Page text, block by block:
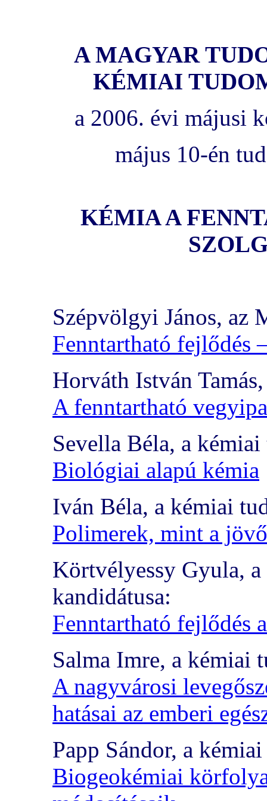
A MAGYAR
KÉMIAI
a 2006. évi májusi
május 10-én
KÉMIA A
Szépvölgyi János, az
Fenntartható fejlődés
Horváth István
A fenntartható
Sevella Béla, a
Biológiai alapú kémia
Iván Béla, a kémiai
Polimerek, mint a
Körtvélyessy Gyula,
kandidátusa:
Fenntartható fejlődés
Salma Imre, a kémiai
A nagyvárosi
hatásai az emberi
Papp Sándor, a
Biogeokémiai